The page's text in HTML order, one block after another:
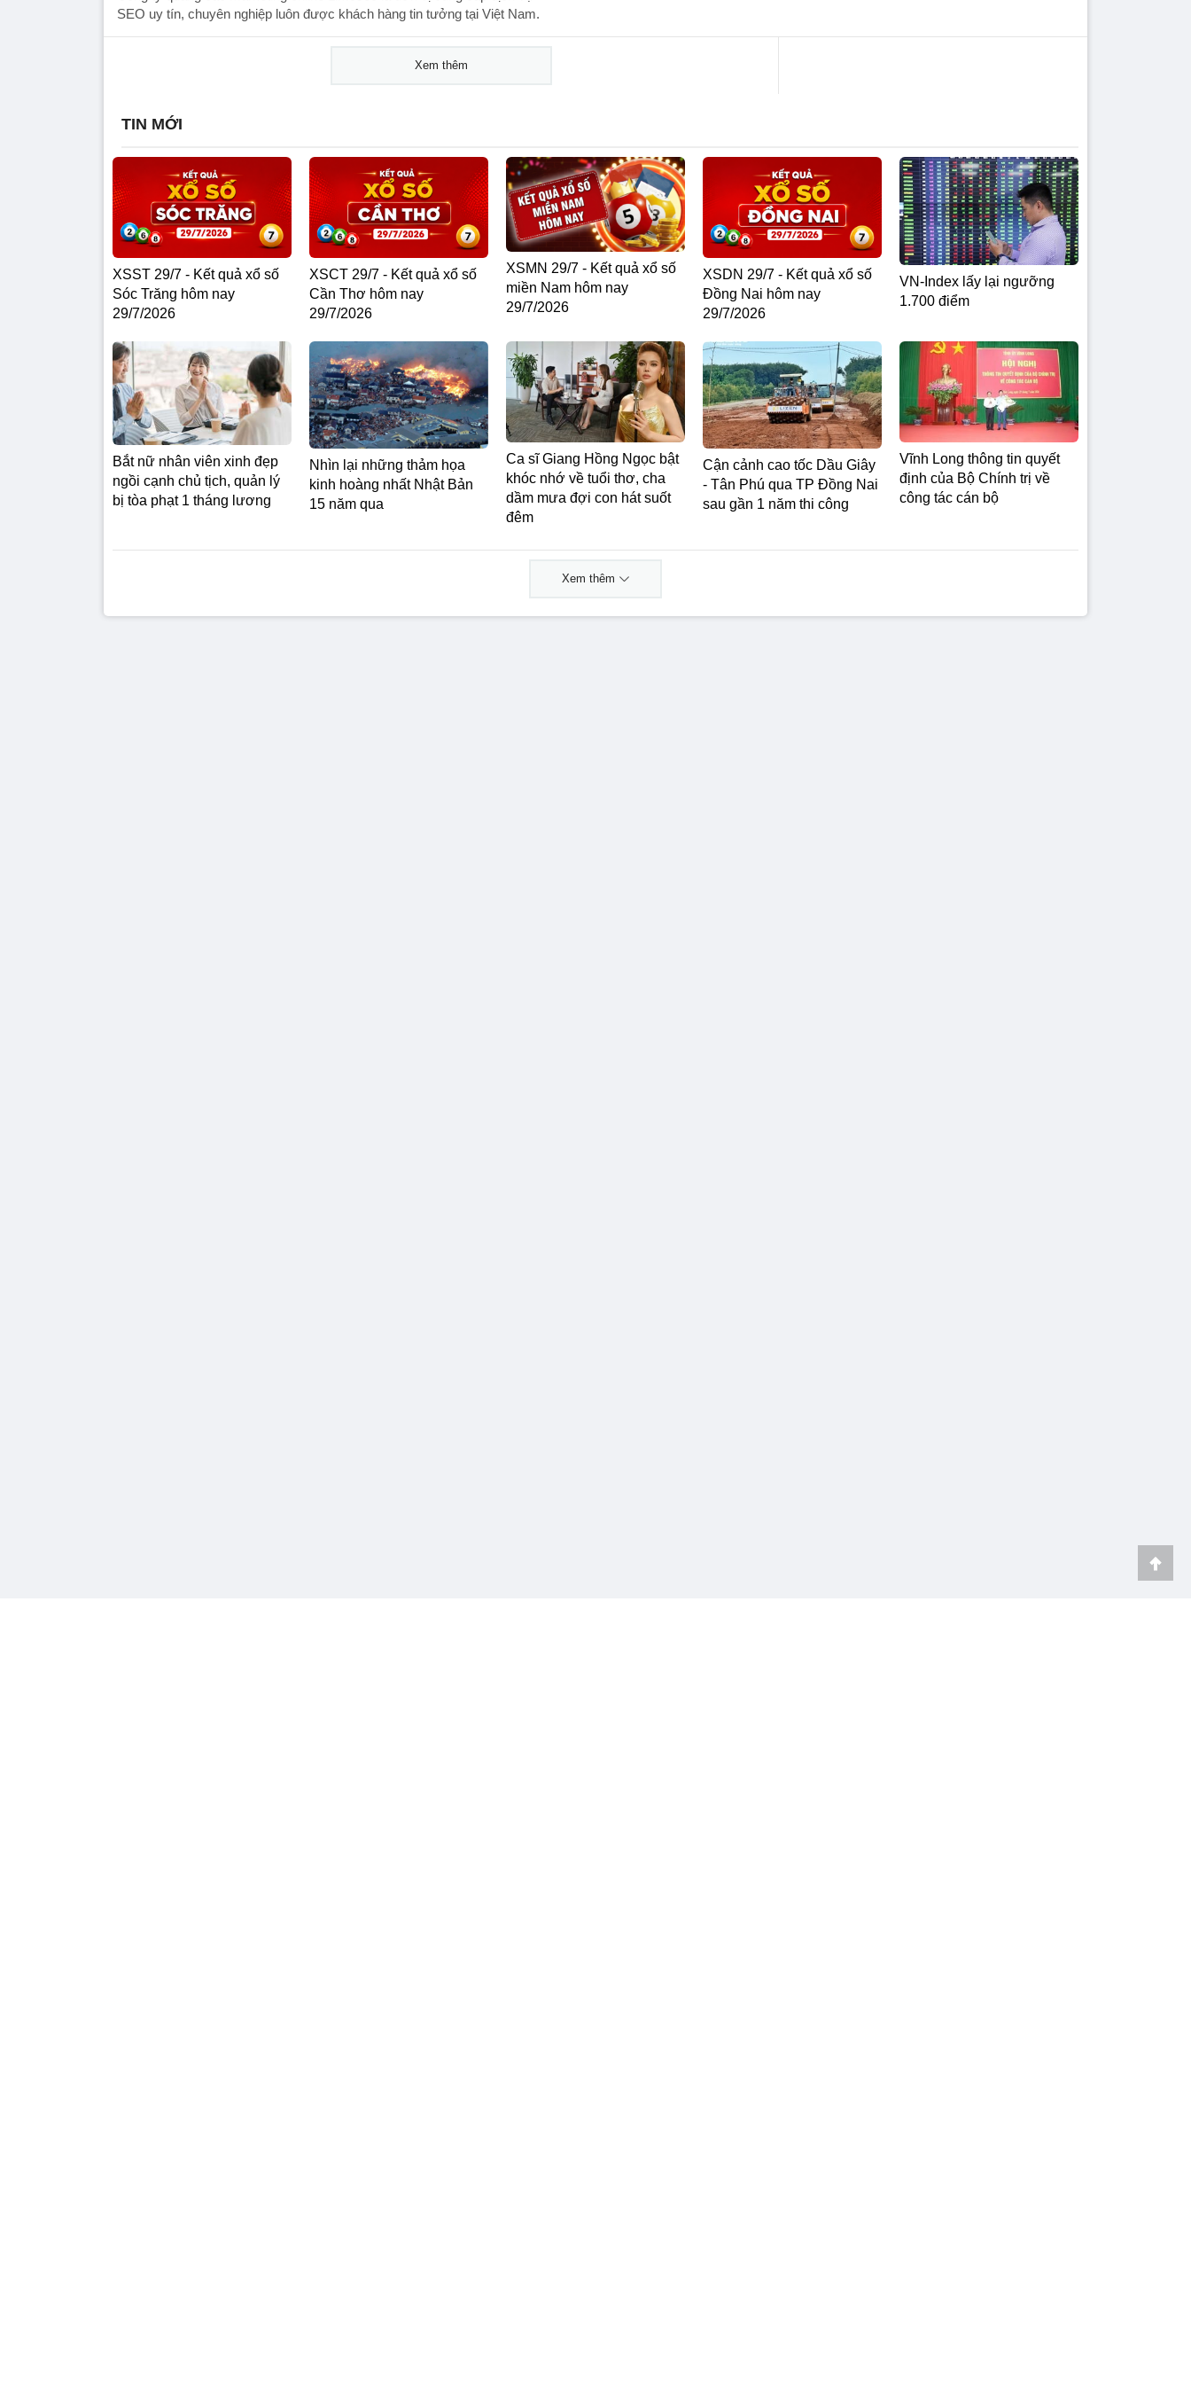
SEO uy tín, chuyên nghiệp luôn được khách hàng tin tưởng tại Việt Nam.
Xem thêm
TIN MỚI
XSST 29/7 - Kết quả xổ số
Sóc Trăng hôm nay
29/7/2026
XSCT 29/7 - Kết quả xổ số
Cần Thơ hôm nay
29/7/2026
XSMN 29/7 - Kết quả xổ số
miền Nam hôm nay
29/7/2026
XSDN 29/7 - Kết quả xổ số
Đồng Nai hôm nay
29/7/2026
VN-Index lấy lại ngưỡng
1.700 điểm
Bắt nữ nhân viên xinh đẹp
ngồi cạnh chủ tịch, quản lý
bị tòa phạt 1 tháng lương
Nhìn lại những thảm họa
kinh hoàng nhất Nhật Bản
15 năm qua
Ca sĩ Giang Hồng Ngọc bật
khóc nhớ về tuổi thơ, cha
dầm mưa đợi con hát suốt
đêm
Cận cảnh cao tốc Dầu Giây
- Tân Phú qua TP Đồng Nai
sau gần 1 năm thi công
Vĩnh Long thông tin quyết
định của Bộ Chính trị về
công tác cán bộ
Xem thêm